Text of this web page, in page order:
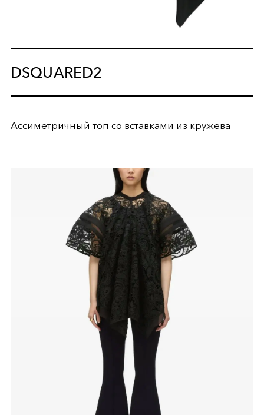
DSQUARED2
Ассиметричный топ со вставками из кружева